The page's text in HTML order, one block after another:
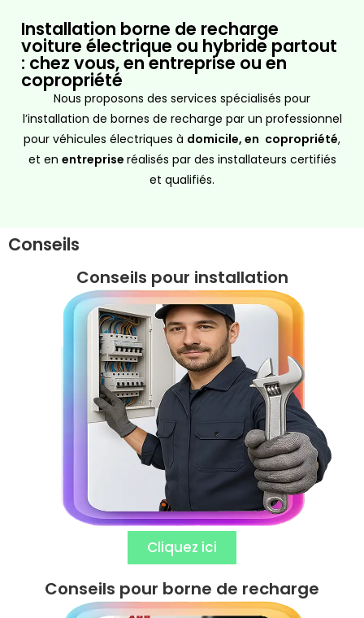
Installation borne de recharge
voiture électrique ou hybride partout
: chez vous, en entreprise ou en
copropriété
Nous proposons des services spécialisés pour
l’installation de bornes de recharge par un professionnel
pour véhicules électriques à domicile, en copropriété,
et en entreprise réalisés par des installateurs certifiés
et qualifiés.
Conseils​​
Conseils pour installation​
Cliquez ici
Conseils pour borne de recharge​